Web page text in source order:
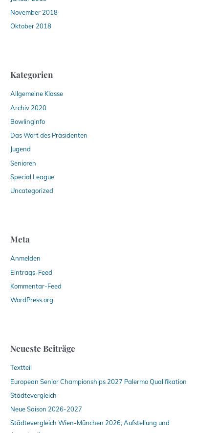
November 2018
Oktober 2018
Kategorien
Allgemeine Klasse
Archiv 2020
Bowlinginfo
Das Wort des Präsidenten
Jugend
Senioren
Special League
Uncategorized
Meta
Anmelden
Eintrags-Feed
Kommentar-Feed
WordPress.org
Neueste Beiträge
Textteil
European Senior Championships 2027 Palermo Qualifikation
Städtevergleich
Neue Saison 2026-2027
Städtevergleich Wien-München 2026, Aufstellung und